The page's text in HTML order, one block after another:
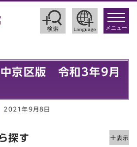
toggle
メニュー
中京区版 令和3年9月
2021年9月8日
探す